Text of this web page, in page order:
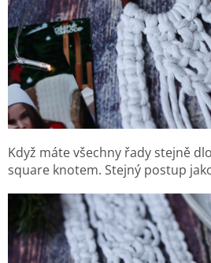
Když máte všechny řady stejně
square knotem. Stejný postup